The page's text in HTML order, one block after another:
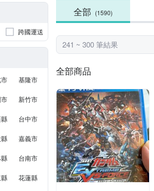
跨國運送
基隆市
新竹市
台中市
嘉義市
台南市
花蓮縣
全部 (1590)
241 ~ 300 筆結果
全部商品